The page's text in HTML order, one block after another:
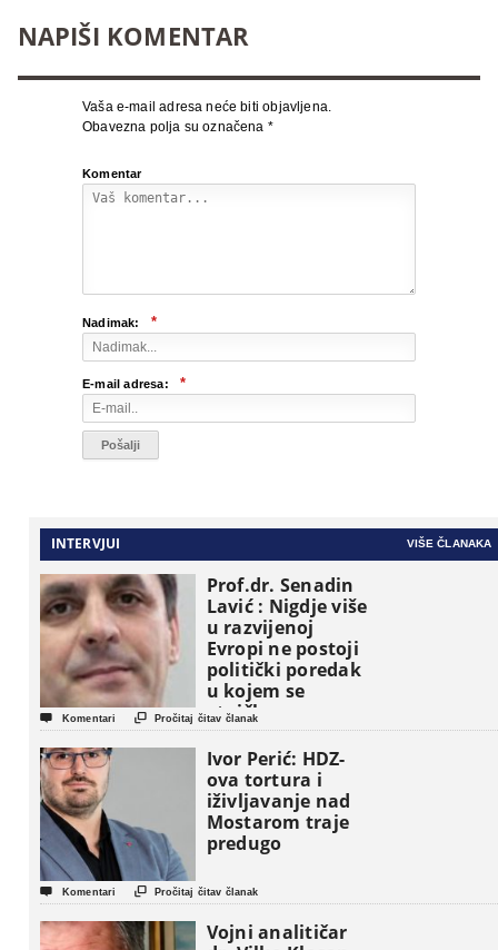
NAPIŠI KOMENTAR
Vaša e-mail adresa neće biti objavljena.
Obavezna polja su označena *
Komentar
Nadimak: *
E-mail adresa: *
INTERVJUI VIŠE ČLANAKA
Prof.dr. Senadin
Lavić : Nigdje više
u razvijenoj
Evropi ne postoji
politički poredak
u kojem se
etničke grupe
pojavljuju kao
osnovne
političke jedinice
 Komentari  Pročitaj čitav članak
Ivor Perić: HDZ-
ova tortura i
iživljavanje nad
Mostarom traje
predugo
 Komentari  Pročitaj čitav članak
Vojni analitičar